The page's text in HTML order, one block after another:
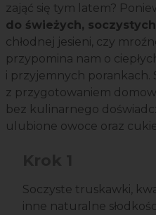
zająć się tym latem?
do świeżych,
chłodnej jesieni, czy
przypomina nam o
i przyjemnych porankach.
z przygotowaniem
bez kulinarnego
ulubione owoce oraz
Soczyste truskawki,
inne naturalne